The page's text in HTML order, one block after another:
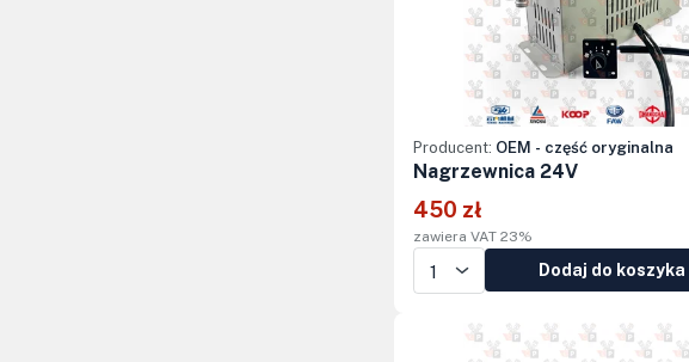
Producent: OEM - część oryginalna
Nagrzewnica 24V
450 zł
zawiera VAT 23%
Dodaj do koszyka